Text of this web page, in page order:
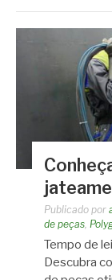
Publicado por
de peças
Tempo de
Descubra